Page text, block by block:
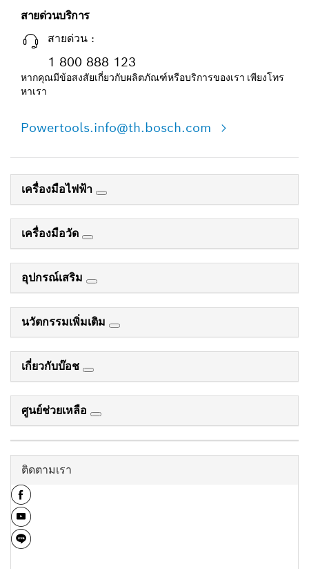
สายด่วนบริการ
สายด่วน :
1 800 888 123
หากคุณมีข้อสงสัยเกี่ยวกับผลิตภัณฑ์หรือบริการของเรา เพียงโทร
หาเรา
Powertools.info@th.bosch.com
เครื่องมือไฟฟ้า
เครื่องมือวัด
อุปกรณ์เสริม
นวัตกรรมเพิ่มเติม
เกี่ยวกับบ๊อช
ศูนย์ช่วยเหลือ
ติดตามเรา